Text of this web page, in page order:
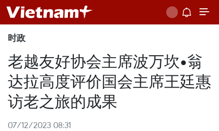
时政
老越友好协会主席波万坎•翁
达拉高度评价国会主席王廷惠
访老之旅的成果
07/12/2023 08:31